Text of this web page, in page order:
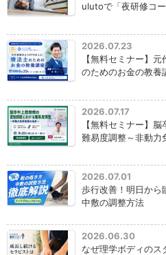
ulutoで「夜研修コ
2026.07.23
【無料セミナー】
のためのお金の教養
2026.07.17
【無料セミナー】
難易度調整～非動力
2026.07.01
歩行改善！明日から
中敷の調整方法
2026.06.30
なぜ理学ボディのス